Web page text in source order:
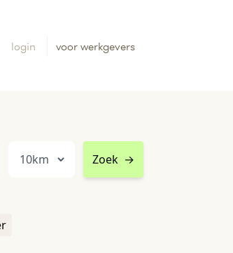
login voor werkgevers
Zoek →